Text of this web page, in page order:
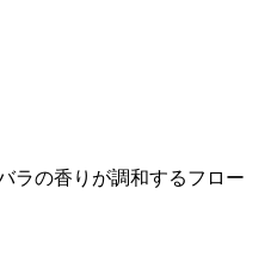
ラの香りが調和するフロー